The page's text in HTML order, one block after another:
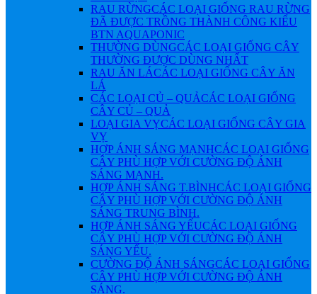
RAU RỪNGCÁC LOẠI GIỐNG RAU RỪNG
ĐÃ ĐƯỢC TRỒNG THÀNH CÔNG KIỂU
BTN AQUAPONIC
THƯỜNG DÙNGCÁC LOẠI GIỐNG CÂY
THƯỜNG ĐƯỢC DÙNG NHẤT
RAU ĂN LÁCÁC LOẠI GIỐNG CÂY ĂN
LÁ
CÁC LOẠI CỦ – QUẢCÁC LOẠI GIỐNG
CÂY CỦ – QUẢ
LOẠI GIA VỴCÁC LOẠI GIỐNG CÂY GIA
VỴ
HỢP ÁNH SÁNG MẠNHCÁC LOẠI GIỐNG
CÂY PHÙ HỢP VỚI CƯỜNG ĐỘ ÁNH
SÁNG MẠNH.
HỢP ÁNH SÁNG T.BÌNHCÁC LOẠI GIỐNG
CÂY PHÙ HỢP VỚI CƯỜNG ĐỘ ÁNH
SÁNG TRUNG BÌNH.
HỢP ÁNH SÁNG YẾUCÁC LOẠI GIỐNG
CÂY PHÙ HỢP VỚI CƯỜNG ĐỘ ÁNH
SÁNG YẾU.
CƯỜNG ĐỘ ÁNH SÁNGCÁC LOẠI GIỐNG
CÂY PHÙ HỢP VỚI CƯỜNG ĐỘ ÁNH
SÁNG.